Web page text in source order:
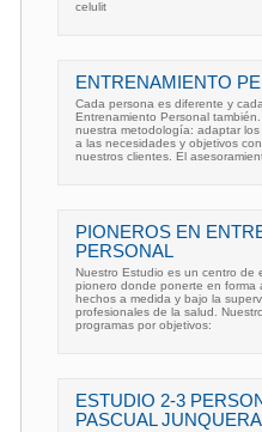
celulit
ENTRENAMIENTO
Cada persona es diferente y
Entrenamiento Personal
nuestra metodología: adaptar
a las necesidades y objetivos
nuestros clientes. El
PIONEROS EN
PERSONAL
Nuestro Estudio es un centro de
pionero donde ponerte en forma
hechos a medida y bajo la
profesionales de la salud.
programas por objetivos:
ESTUDIO 2-3
PASCUAL